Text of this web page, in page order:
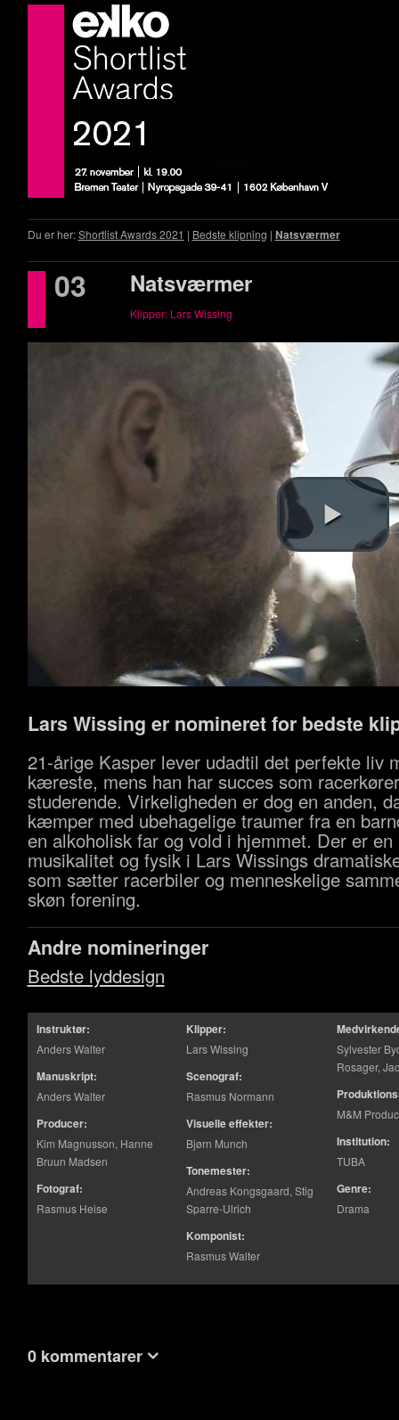
Du er her:Shortlist Awards 2021 | Bedste klipning | Natsværmer
03 Natsværmer
Klipper: Lars Wissing
Lars Wissing er nomineret for bedste
21-årige Kasper lever udadtil det perfekte liv
kæreste, mens han har succes som
studerende. Virkeligheden er dog en anden,
kæmper med ubehagelige traumer fra en
en alkoholisk far og vold i hjemmet. Der er en
musikalitet og fysik i Lars Wissings
som sætter racerbiler og menneskelige
skøn forening.
Andre nomineringer
Bedste lyddesign
Instruktør:
Anders Walter
Manuskript:
Anders Walter
Producer:
Kim Magnusson, Hanne
Bruun Madsen
Fotograf:
Rasmus Heise
Klipper:
Lars Wissing
Scenograf:
Rasmus Normann
Visuelle effekter:
Bjørn Munch
Tonemester:
Andreas Kongsgaard, Stig
Sparre-Ulrich
Komponist:
Rasmus Walter
Sylvester
Rosager,
M&M
Institution:
TUBA
Genre:
Drama
0 kommentarer